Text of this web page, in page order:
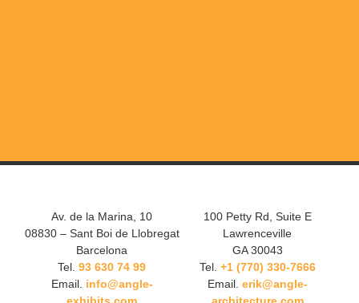
Av. de la Marina, 10
08830 – Sant Boi de Llobregat
Barcelona
Tel. 93 630 74 99
Email. info@angle-
100 Petty Rd, Suite E
Lawrenceville
GA 30043
Tel. +1 (770) 330-7666
Email. erik@angle-